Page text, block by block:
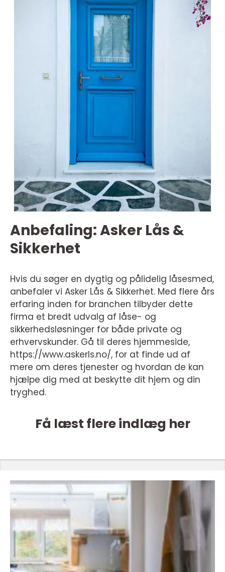
Anbefaling: Asker Lås &
Sikkerhet
Hvis du søger en dygtig og pålidelig låsesmed,
anbefaler vi Asker Lås & Sikkerhet. Med flere års
erfaring inden for branchen tilbyder dette
firma et bredt udvalg af låse- og
sikkerhedsløsninger for både private og
erhvervskunder. Gå til deres hjemmeside,
https://www.askerls.no/, for at finde ud af
mere om deres tjenester og hvordan de kan
hjælpe dig med at beskytte dit hjem og din
tryghed.
Få læst flere indlæg her